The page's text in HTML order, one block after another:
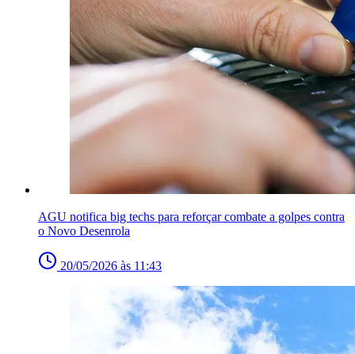
AGU notifica big techs para reforçar combate a golpes contra
o Novo Desenrola
20/05/2026 às 11:43